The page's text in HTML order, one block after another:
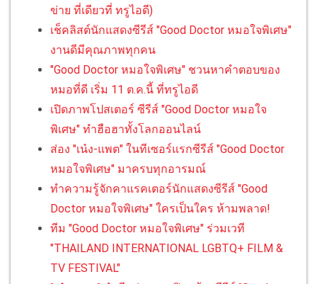
ข่าย ที่เดียวที่ ทรูไอดี)
เช็คลิสต์นักแสดงซีรีส์ "Good Doctor หมอใจพิเศษ"
งานดีมีคุณภาพทุกคน
"Good Doctor หมอใจพิเศษ" ชวนหาคำตอบของ
หมอที่ดี เริ่ม 11 ต.ค.นี้ ที่ทรูไอดี
เปิดภาพโปสเตอร์ ซีรีส์ "Good Doctor หมอใจ
พิเศษ" ทำฮือฮาทั้งโลกออนไลน์
ส่อง "เน๋ง-แพต" ในทีเซอร์แรกซีรีส์ "Good Doctor
หมอใจพิเศษ" มาครบทุกอารมณ์
ทำความรู้จักคาแรคเตอร์นักแสดงซีรีส์ "Good
Doctor หมอใจพิเศษ" ใครเป็นใคร ห้ามพลาด!
ทีม "Good Doctor หมอใจพิเศษ" ร่วมเวที
"THAILAND INTERNATIONAL LGBTQ+ FILM &
TV FESTIVAL"